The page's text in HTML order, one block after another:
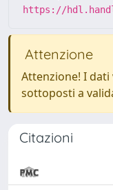
https://
Attenzione
Attenzione! I
sottoposti a
Citazioni